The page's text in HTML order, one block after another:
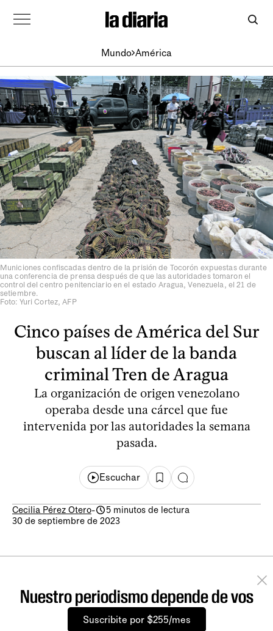
Mundo América
Municiones confiscadas dentro de la prisión de Tocorón expuestas durante
una conferencia de prensa después de que las autoridades tomaron el
control del centro penitenciario en el estado Aragua, Venezuela, el 21 de
setiembre.
Foto: Yuri Cortez, AFP
Cinco países de América del Sur
buscan al líder de la banda
criminal Tren de Aragua
La organización de origen venezolano
operaba desde una cárcel que fue
intervenida por las autoridades la semana
pasada.
Escuchar
Cecilia Pérez Otero-
5 minutos de lectura
30 de septiembre de 2023
Nuestro periodismo depende de vos
Suscribite por $255/mes